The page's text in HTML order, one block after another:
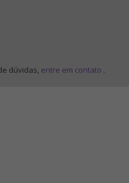
dúvidas, entre em contato .